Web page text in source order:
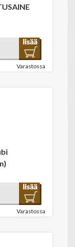
Varastossa
Varastossa